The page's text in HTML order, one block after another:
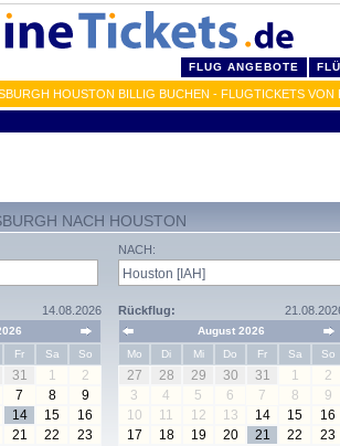
FLUG ANGEBOTE
HOUSTON BILLIG BUCHEN - FLUGTICKETS VON
NACH HOUSTON
14.08.2026
Fr Sa So
31 1
2
7 8
9
14 15
16
21 22
23
NACH:
Rückflug:
August 2026
Mo
Di Mi Do Fr Sa So
27 28 29 30 31 1
2
3
4 5 6 7 8
9
10
11 12 13 14 15
16
17
18 19 20 21 22
23